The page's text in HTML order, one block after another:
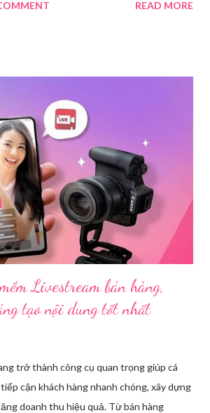
Thiết Khi Livestream Bằng Máy Ảnh
máy ảnh (Body máy
có chất lượng ...
READ MORE
Livestream bán hàng,
tạo nội dung tốt nhất
trở thành công cụ quan trọng giúp cá
cận khách hàng nhanh chóng, xây dựng
doanh thu hiệu quả. Từ bán hàng